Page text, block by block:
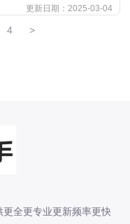
更新日期：2025-03-04
4 >
全更专业更新频率更快